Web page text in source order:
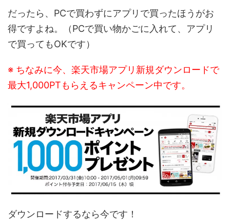
だったら、PCで買わずにアプリで買ったほうがお
得ですよね。（PCで買い物かごに入れて、アプリ
で買ってもOKです）
※ ちなみに今、楽天市場アプリ新規ダウンロードで
最大1,000PTもらえるキャンペーン中です。
ダウンロードするなら今です！